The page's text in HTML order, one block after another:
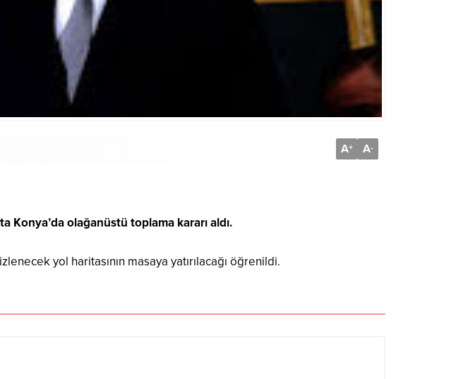
A+ A-
Konya’da olağanüstü toplama kararı aldı.
yol haritasının masaya yatırılacağı öğrenildi.